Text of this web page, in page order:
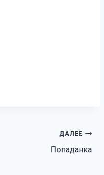
ДАЛЕЕ
Попаданка